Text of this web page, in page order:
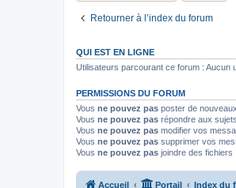
Retourner à l’index du forum
QUI EST EN LIGNE
Utilisateurs parcourant ce forum : Aucun
PERMISSIONS DU FORUM
Vous ne pouvez pas poster de
Vous ne pouvez pas répondre aux sujets
Vous ne pouvez pas modifier vos
Vous ne pouvez pas supprimer vos
Vous ne pouvez pas joindre des fichiers
Accueil Portail Index du